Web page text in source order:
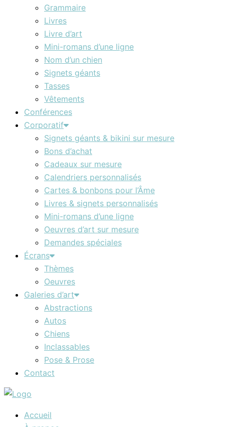
Grammaire
Livres
Livre d’art
Mini-romans d’une ligne
Nom d’un chien
Signets géants
Tasses
Vêtements
Conférences
Corporatif
Signets géants & bikini sur mesure
Bons d’achat
Cadeaux sur mesure
Calendriers personnalisés
Cartes & bonbons pour l’Âme
Livres & signets personnalisés
Mini-romans d’une ligne
Oeuvres d’art sur mesure
Demandes spéciales
Écrans
Thèmes
Oeuvres
Galeries d’art
Abstractions
Autos
Chiens
Inclassables
Pose & Prose
Contact
Accueil